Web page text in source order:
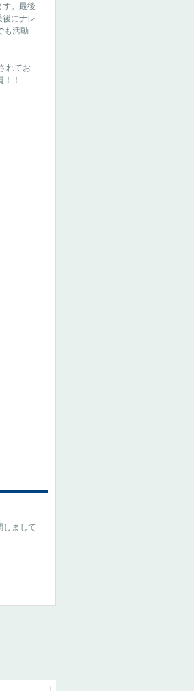
。最後
後にナレ
も活動
れてお
！
しまして